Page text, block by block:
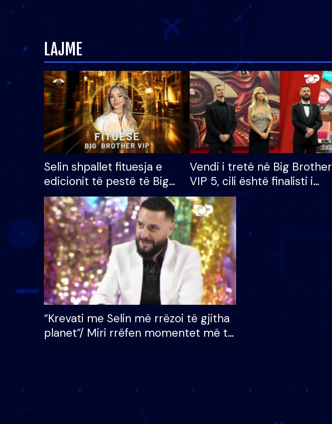
LAJME
Selin shpallet fituesja e
edicionit të pestë të Big
Brother VIP, rrëmben
çmimin e madh prej 100
mijë eurosh
Vendi i tretë në Big Brother
VIP 5, cili është finalisti i
radhës që lë shtëpinë
“Krevati me Selin më rrëzoi të gjitha
planet”/ Miri rrëfen momentet më të
mungojë zilja e mëngjesit kur…